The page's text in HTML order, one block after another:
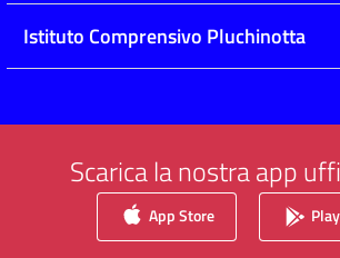
Istituto Comprensivo Pluchinotta
Scarica la nostra app
App Store